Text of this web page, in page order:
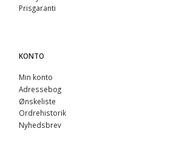
Prisgaranti
KONTO
Min konto
Adressebog
Ønskeliste
Ordrehistorik
Nyhedsbrev